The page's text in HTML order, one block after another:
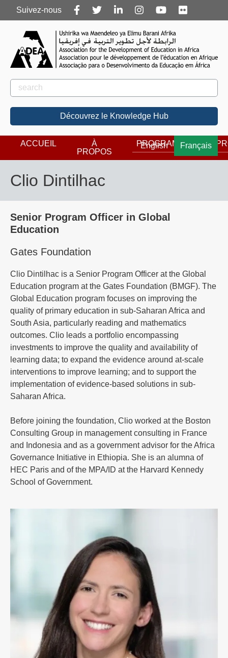
Follow
us
Suivez-nous
Rechercher
Rechercher
Découvrez le Knowledge Hub
English Français
ACCUEIL
À
PROPOS
PROGRAMMES
Clio Dintilhac
Senior Program Officer in Global
Education
Gates Foundation
Clio Dintilhac is a Senior Program Officer at the Global
Education program at the Gates Foundation (BMGF). The
Global Education program focuses on improving the
quality of primary education in sub-Saharan Africa and
South Asia, particularly reading and mathematics
outcomes. Clio leads a portfolio encompassing
investments to improve the quality and availability of
learning data; to expand the evidence around at-scale
interventions to improve learning; and to support the
implementation of evidence-based solutions in sub-
Saharan Africa.
Before joining the foundation, Clio worked at the Boston
Consulting Group in management consulting in France
and Indonesia and as a government advisor for the Africa
Governance Initiative in Ethiopia. She is an alumna of
HEC Paris and of the MPA/ID at the Harvard Kennedy
School of Government.